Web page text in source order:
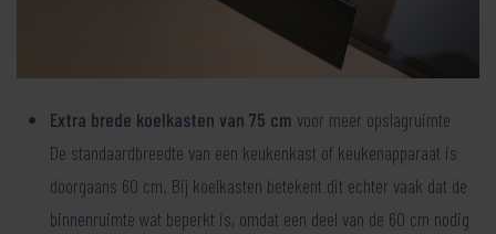
Extra brede koelkasten van 75 cm voor meer opslagruimte
De standaardbreedte van een keukenkast of keukenapparaat is
doorgaans 60 cm. Bij koelkasten betekent dit echter vaak dat de
binnenruimte wat beperkt is, omdat een deel van de 60 cm nodig